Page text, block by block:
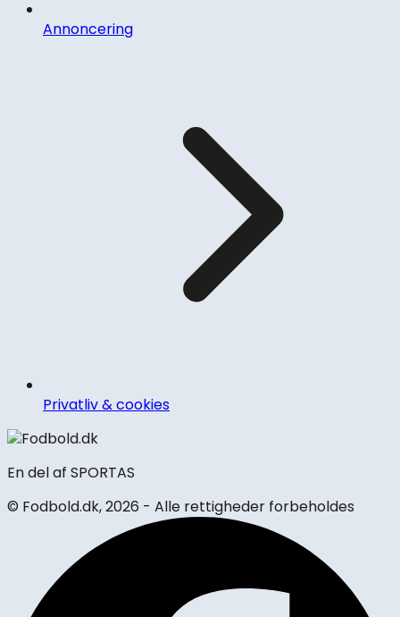
Annoncering
Privatliv & cookies
En del af SPORTAS
© Fodbold.dk,2026 - Alle rettigheder forbeholdes